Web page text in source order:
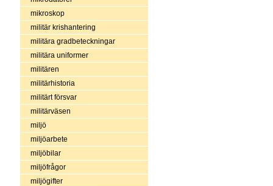
mikroskop
militär krishantering
militära gradbeteckningar
militära uniformer
militären
militärhistoria
militärt försvar
militärväsen
miljö
miljöarbete
miljöbilar
miljöfrågor
miljögifter